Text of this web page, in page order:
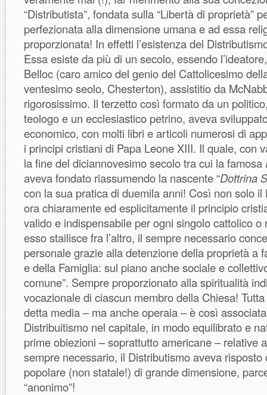
“Distributista”, fondata sulla “Libertà di proprietà”
perfezionata alla dimensione umana e ad essa
proporzionata! In effetti l’esistenza del
Essa esiste da più di un secolo, essendo
Belloc (caro amico del genio del Cattolicesimo
ventesimo seolo, Chesterton), assistitio da
rigorosissimo. Il terzetto così formato da un
teologo e un ecclesiastico petrino, aveva
economico, con molti libri e articoli numerosi di
i principi cristiani di Papa Leone XIII. Il quale, con
la fine del diciannovesimo secolo tra cui la famosa
aveva fondato riassumendo la nascente “Dottrina
con la sua pratica di duemila anni! Così non solo
ora chiaramente ed esplicitamente il principio
valido e indispensabile per ogni singolo cattolico o
esso stailisce fra l’altro, il sempre necessario
personale grazie alla detenzione della proprietà a
e della Famiglia: sul piano anche sociale e
comune”. Sempre proporzionato alla spiritualità
vocazionale di ciascun membro della Chiesa!
detta media – ma anche operaia – è così
Distribuitismo nel capitale, in modo equilibrato e
prime obiezioni – soprattutto americane – relative
sempre necessario, il Distributismo aveva risposto
popolare (non statale!) di grande dimensione,
“anonimo”!